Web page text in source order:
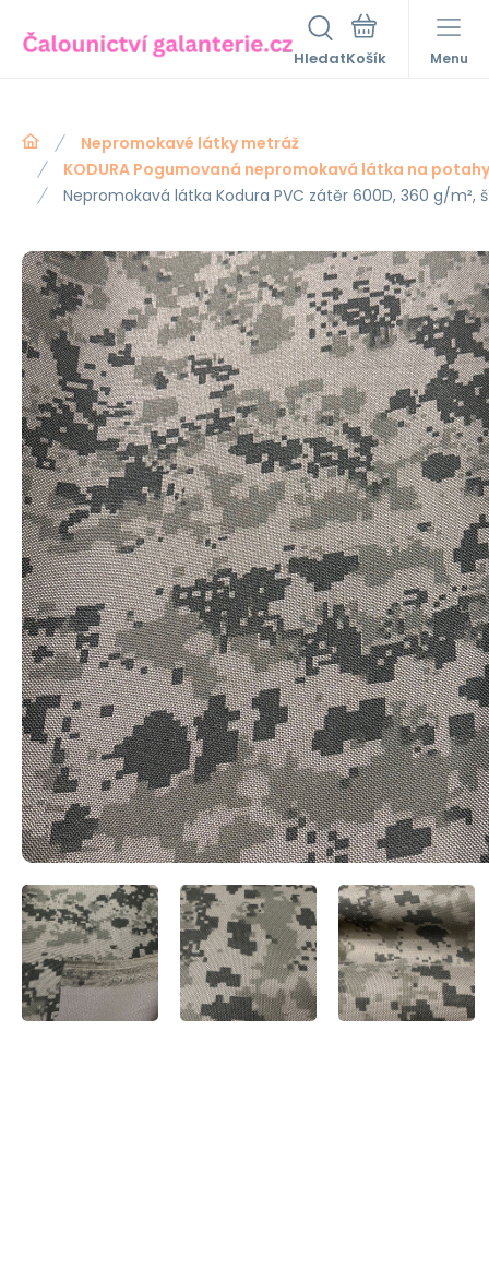
Hledat Menu
Nepromokavé látky metráž
KODURA Pogumovaná nepromokavá látka na potahy
Nepromokavá látka Kodura PVC zátěr 600D, 360 g/m²,